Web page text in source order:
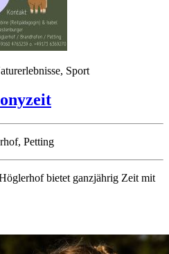
Sport
Petting
bietet ganzjährig Zeit mit